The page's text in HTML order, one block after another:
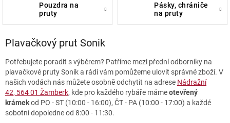
pouzdra na
pruty
pásky, chrániče
na pruty
Plavačkový prut Sonik
Potřebujete poradit s výběrem? Patříme mezi přední odborníky na
plavačkové pruty Sonik a rádi vám pomůžeme ulovit správné zboží. V
našich vodách nás můžete osobně odchytit na adrese Nádražní
42, 564 01 Žamberk, kde pro každého rybáře mámeotevřený
krámekod PO - ST (10:00 - 16:00), ČT - PA (10:00 - 17:00) a každé
sobotní dopoledne od 8:00 - 11:30.